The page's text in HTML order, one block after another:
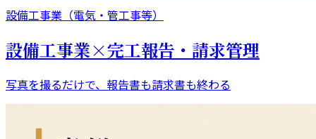
設備工事業（電気・管工事等）
設備工事業×完工報告・請求管理
写真を撮るだけで、報告書も請求書も終わる